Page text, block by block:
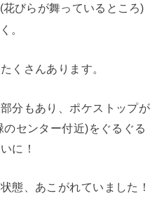
びらが舞っているところ)
。
くさんあります。
分もあり、ポケストップが
センター付近)をぐるぐる
に！
態、あこがれていました！